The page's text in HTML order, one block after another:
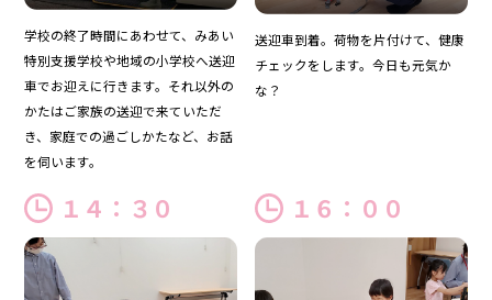
学校の終了時間にあわせて、みあい
特別支援学校や地域の小学校へ送迎
車でお迎えに行きます。それ以外の
かたはご家族の送迎で来ていただ
き、家庭での過ごしかたなど、お話
を伺います。
送迎車到着。荷物を片付けて、健康
チェックをします。今日も元気か
な？
１４：３０ １６：００